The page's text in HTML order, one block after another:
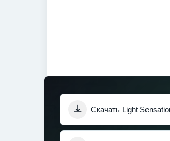
Скачать Light